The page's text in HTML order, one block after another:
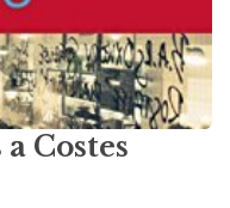
Costes